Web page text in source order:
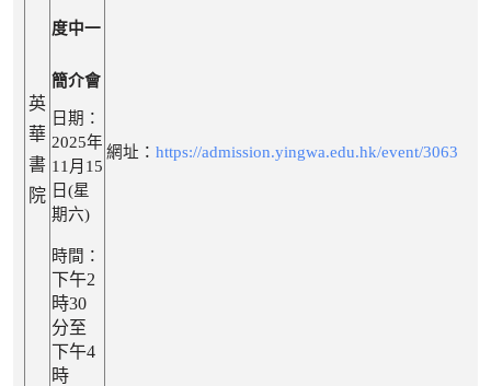
英
華
書
院
度中一
簡介會
日期：
2025年
11月15
日(星
期六)
時間：
下午2
時30
分至
下午4
時
網址： https://admission.yingwa.edu.hk/event/3063